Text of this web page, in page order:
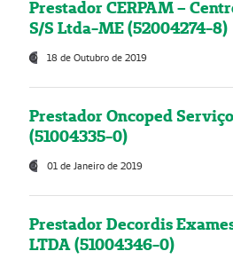
Prestador CERPAM –
S/S Ltda-ME (52004274-8)
18 de Outubro de 2019
Prestador Oncoped
(51004335-0)
01 de Janeiro de 2019
Prestador Decordis
LTDA (51004346-0)